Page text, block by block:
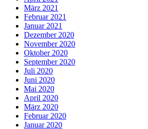
März 2021
Februar 2021
Januar 2021
Dezember 2020
November 2020
Oktober 2020
September 2020
Juli 2020
Juni 2020
Mai 2020
April 2020
März 2020
Februar 2020
Januar 2020